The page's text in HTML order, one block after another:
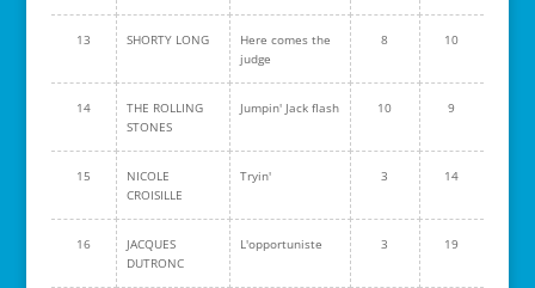
13 SHORTY LONG
Here comes the
judge
8 10
14
THE ROLLING
STONES
Jumpin' Jack flash 10 9
15
NICOLE
CROISILLE
Tryin' 3 14
16
JACQUES
DUTRONC
L'opportuniste 3 19